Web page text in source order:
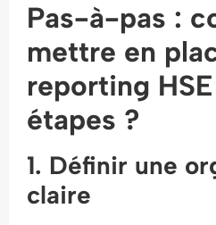
Pas-à-pas :
mettre en
reporting
étapes ?
1. Définir une
claire